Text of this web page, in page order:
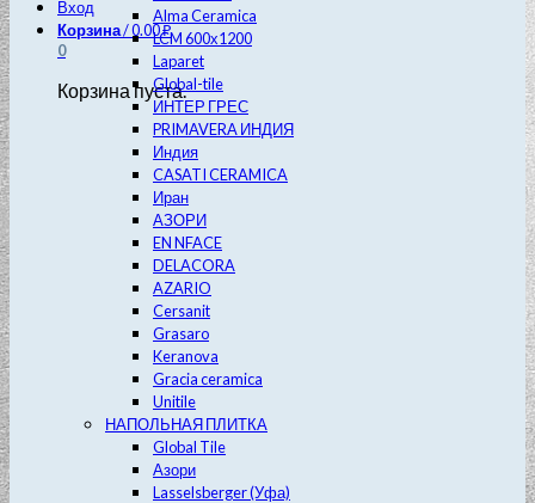
Вход
Корзина/0.00₽
0
Корзина пуста.
Alma Ceramica
LCM 600х1200
Laparet
Global-tile
ИНТЕР ГРЕС
PRIMAVERA ИНДИЯ
Индия
CASATI CERAMICA
Иран
АЗОРИ
EN NFACE
DELACORA
AZARIO
Cersanit
Grasaro
Keranova
Gracia ceramica
Unitile
НАПОЛЬНАЯ ПЛИТКА
Global Tile
Азори
Lasselsberger (Уфа)